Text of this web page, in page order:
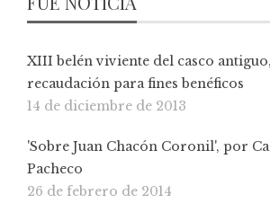
XIII belén viviente del casco
recaudación para fines benéficos
14 de diciembre de 2013
'Sobre Juan Chacón Coronil', por
Pacheco
26 de febrero de 2014